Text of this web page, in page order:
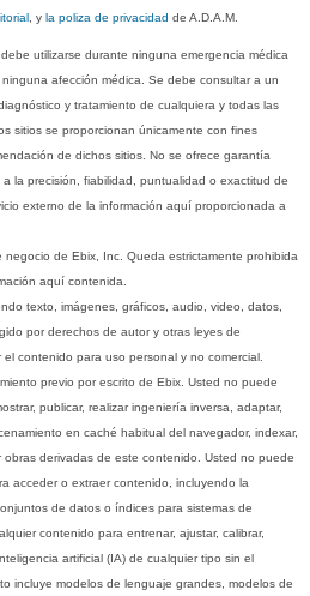
, yla poliza de privacidad de A.D.A.M.
utilizarse durante ninguna emergencia médica
afección médica. Se debe consultar a un
y tratamiento de cualquiera y todas las
sitios se proporcionan únicamente con fines
de dichos sitios. No se ofrece garantía
la precisión, fiabilidad, puntualidad o exactitud de
externo de la información aquí proporcionada a
de Ebix, Inc. Queda estrictamente prohibida
aquí contenida.
texto, imágenes, gráficos, audio, video, datos,
por derechos de autor y otras leyes de
contenido para uso personal y no comercial.
previo por escrito de Ebix. Usted no puede
publicar, realizar ingeniería inversa, adaptar,
en caché habitual del navegador, indexar,
derivadas de este contenido. Usted no puede
acceder o extraer contenido, incluyendo la
de datos o índices para sistemas de
contenido para entrenar, ajustar, calibrar,
artificial (IA) de cualquier tipo sin el
incluye modelos de lenguaje grandes, modelos de